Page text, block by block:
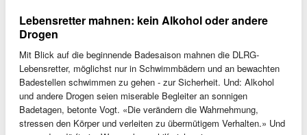
Lebensretter mahnen: kein Alkohol oder andere
Drogen
Mit Blick auf die beginnende Badesaison mahnen die DLRG-
Lebensretter, möglichst nur in Schwimmbädern und an bewachten
Badestellen schwimmen zu gehen - zur Sicherheit. Und: Alkohol
und andere Drogen seien miserable Begleiter an sonnigen
Badetagen, betonte Vogt. «Die verändern die Wahrnehmung,
stressen den Körper und verleiten zu übermütigem Verhalten.» Und